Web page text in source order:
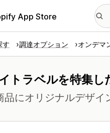
App Store
す 調達オプション オンデマ
トラベルを特集し
品にオリジナルデザイ